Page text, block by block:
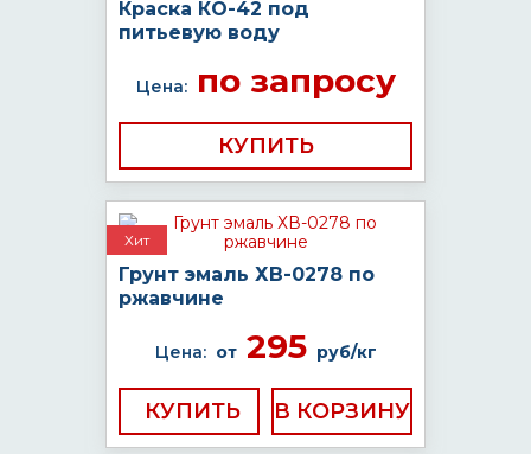
Краска КО-42 под
питьевую воду
Цена:по запросу
КУПИТЬ
Хит
Грунт эмаль ХВ-0278 по
ржавчине
Цена: от295 руб/кг
КУПИТЬ